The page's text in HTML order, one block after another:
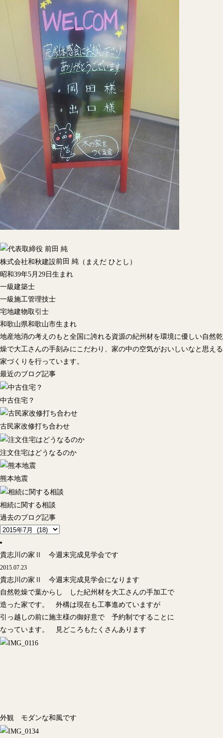
株式会社和秋建設前田 純 （まえだ ひとし）
昭和39年5月29日生まれ
一級建築士
一級施工管理技士
宅地建物取引士
和歌山県和歌山市生まれ
地産地消の考えのもと全国に誇れる資源の紀州材を環境に優しい自然乾
燥で大工さんの手刻みにこだわり、家の中の空気がおいしいなと思える
家づくりを行っています。
最近のブログ記事
中古住宅？
古民家改修打ち合わせ
注文住宅はどうなるのか
熊本地震
相続に関する相談
過去のブログ記事
貴志川の家Ⅱ 今週末完成見学会です
2015.07.23
貴志川の家Ⅱ 今週末完成見学会になります
自然乾燥で葉からし した紀州材を大工さんの手加工で
造った家です。 外構は現在も工事進めていますが
引っ越しの前に施主様の御好意で 予約制ですることに
なっています。 見どころもたくさんあります
外観 モダンな和風です